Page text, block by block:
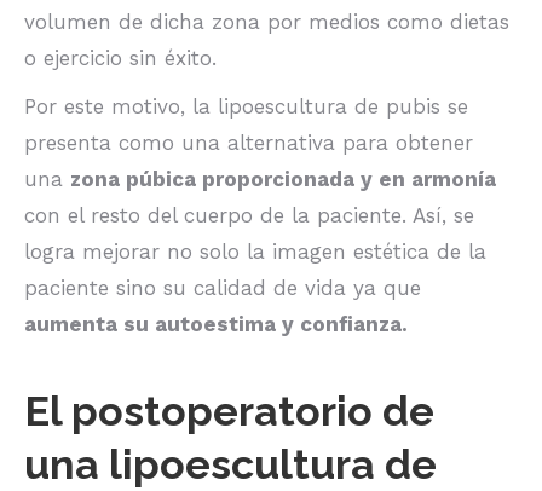
volumen de dicha zona por medios como dietas
o ejercicio sin éxito.
Por este motivo, la lipoescultura de pubis se
presenta como una alternativa para obtener
una zona púbica proporcionada y en armonía
con el resto del cuerpo de la paciente. Así, se
logra mejorar no solo la imagen estética de la
paciente sino su calidad de vida ya que
aumenta su autoestima y confianza.
El postoperatorio de
una lipoescultura de